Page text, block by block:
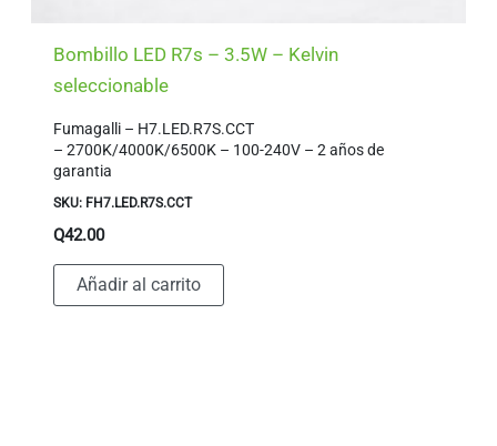
Bombillo LED R7s – 3.5W – Kelvin
seleccionable
Fumagalli – H7.LED.R7S.CCT
– 2700K/4000K/6500K – 100-240V – 2 años de
garantia
SKU: FH7.LED.R7S.CCT
Q42.00
Añadir al carrito